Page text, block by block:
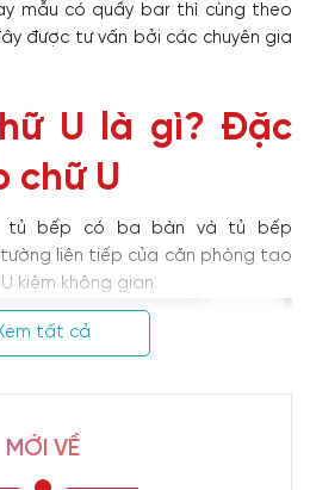
mẫu có quầy bar thì cùng theo
được tư vấn bởi các chuyên gia
U là gì? Đặc
chữ U
bếp có ba bàn và tủ bếp
liên tiếp của căn phòng tạo
kiệm không gian.
tất cả
MỚI VỀ